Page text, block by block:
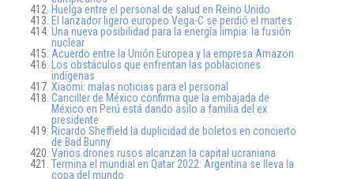
Huelga entre el personal de salud en Reino Unido
El lanzador ligero europeo Vega-C se perdió el martes
Una nueva posibilidad para la energía limpia: la fusión
nuclear
Acuerdo entre la Unión Europea y la empresa Amazon
Los obstáculos que enfrentan las poblaciones
indígenas
Xiaomi: malas noticias para el personal
Canciller de México confirma que la embajada de
México en Perú está dando asilo a familia del ex
presidente
Ricardo Sheffield la duplicidad de boletos en concierto
de Bad Bunny
Varios drones rusos alcanzan la capital ucraniana
Termina el mundial en Qatar 2022: Argentina se lleva la
copa del mundo